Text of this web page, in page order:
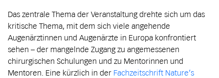
Das zentrale Thema der Veranstaltung drehte sich um das
kritische Thema, mit dem sich viele angehende
Augenärztinnen und Augenärzte in Europa konfrontiert
sehen – der mangelnde Zugang zu angemessenen
chirurgischen Schulungen und zu Mentorinnen und
Mentoren. Eine kürzlich in der Fachzeitschrift Nature’s